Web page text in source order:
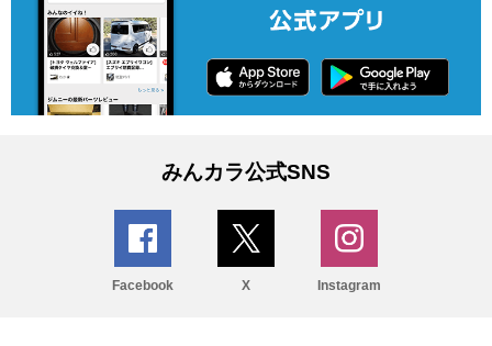
みんカラ公式SNS
Facebook X Instagram